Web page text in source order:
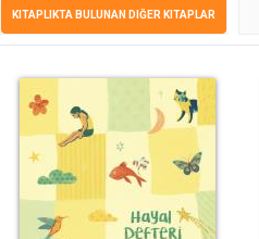
KITAPLIKTA BULUNAN DIĞER KITAPLAR